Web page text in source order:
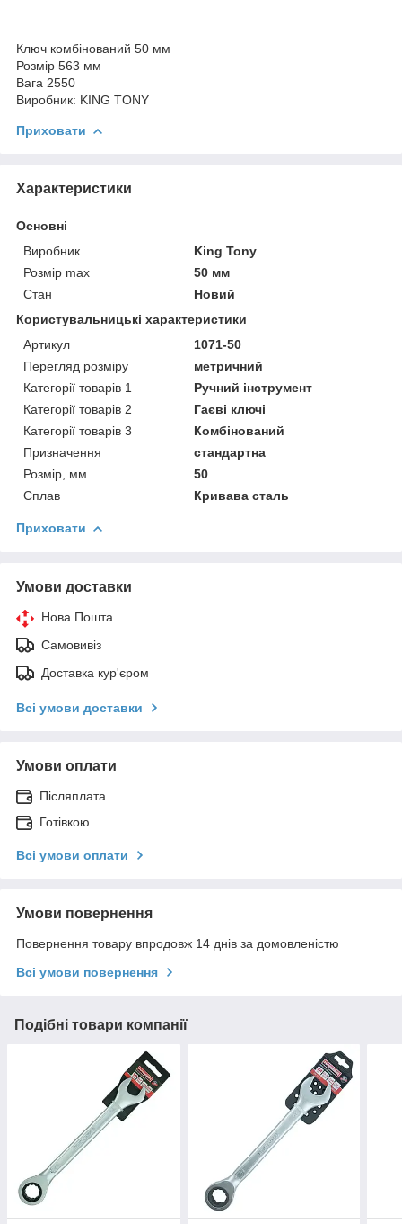
Ключ комбінований 50 мм
Розмір 563 мм
Вага 2550
Виробник: KING TONY
Приховати
Характеристики
Основні
Виробник
King Tony
Розмір max
50 мм
Стан
Новий
Користувальницькі характеристики
Артикул
1071-50
Перегляд розміру
метричний
Категорії товарів 1
Ручний інструмент
Категорії товарів 2
Гаєві ключі
Категорії товарів 3
Комбінований
Призначення
стандартна
Розмір, мм
50
Сплав
Кривава сталь
Приховати
Умови доставки
Нова Пошта
Самовивіз
Доставка кур'єром
Всі умови доставки
Умови оплати
Післяплата
Готівкою
Всі умови оплати
Умови повернення
Повернення товару впродовж 14 днів за домовленістю
Всі умови повернення
Подібні товари компанії